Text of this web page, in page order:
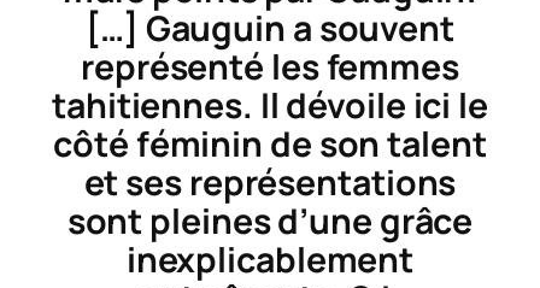
[…] Gauguin a souvent
représenté les femmes
tahitiennes. Il dévoile ici le
côté féminin de son talent
et ses représentations
sont pleines d’une grâce
inexplicablement